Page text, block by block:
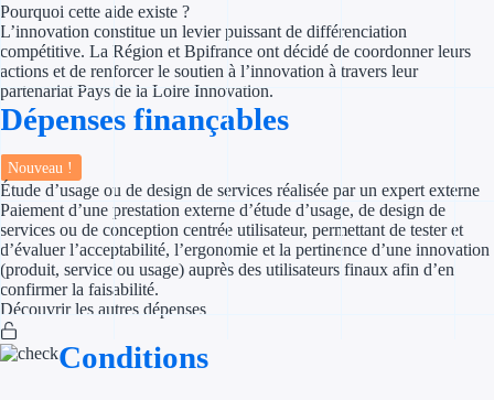
Investir dans
Exonération
Aides Urssaf
Pourquoi cette aide existe ?
L’innovation constitue un levier puissant de différenciation
compétitive. La Région et Bpifrance ont décidé de coordonner leurs
actions et de renforcer le soutien à l’innovation à travers leur
partenariat Pays de la Loire Innovation.
Dépenses finançables
Nouveau !
Étude d’usage ou de design de services réalisée par un expert externe
Paiement d’une prestation externe d’étude d’usage, de design de
services ou de conception centrée utilisateur, permettant de tester et
d’évaluer l’acceptabilité, l’ergonomie et la pertinence d’une innovation
(produit, service ou usage) auprès des utilisateurs finaux afin d’en
confirmer la faisabilité.
Découvrir les autres dépenses
Conditions